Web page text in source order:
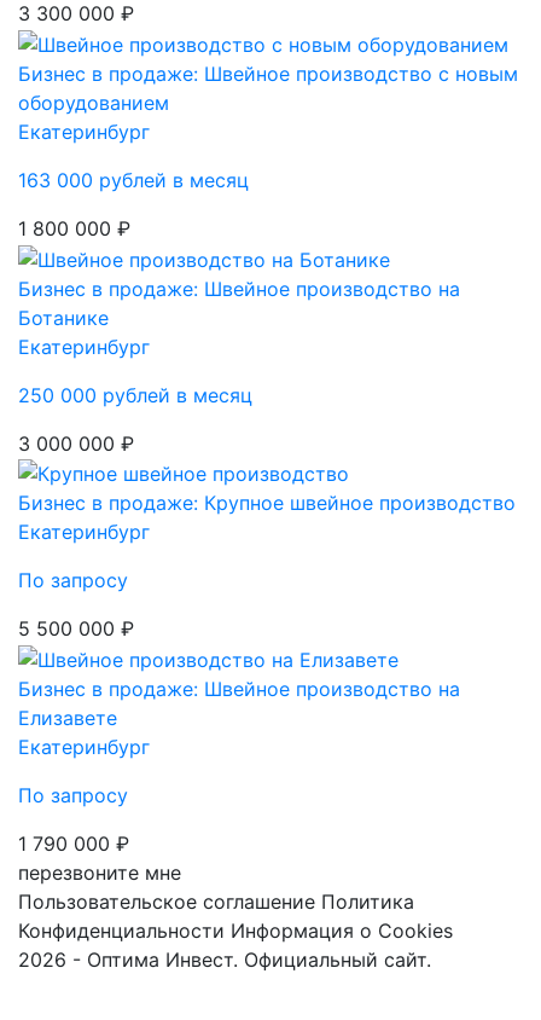
3 300 000 ₽
Бизнес в продаже: Швейное производство с новым
оборудованием
Екатеринбург
163 000 рублей в месяц
1 800 000 ₽
Бизнес в продаже: Швейное производство на
Ботанике
Екатеринбург
250 000 рублей в месяц
3 000 000 ₽
Бизнес в продаже: Крупное швейное производство
Екатеринбург
По запросу
5 500 000 ₽
Бизнес в продаже: Швейное производство на
Елизавете
Екатеринбург
По запросу
1 790 000 ₽
перезвоните мне
Пользовательское соглашение Политика
Конфиденциальности Информация о Cookies
2026 - Оптима Инвест. Официальный сайт.